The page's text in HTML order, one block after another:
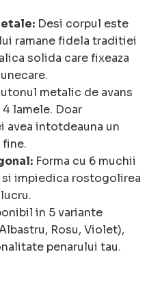
Desi corpul este
ramane fidela traditiei
solida care fixeaza
metalic de avans
lamele. Doar
avea intotdeauna un
Forma cu 6 muchii
impiedica rostogolirea
in 5 variante
Rosu, Violet),
penarului tau.